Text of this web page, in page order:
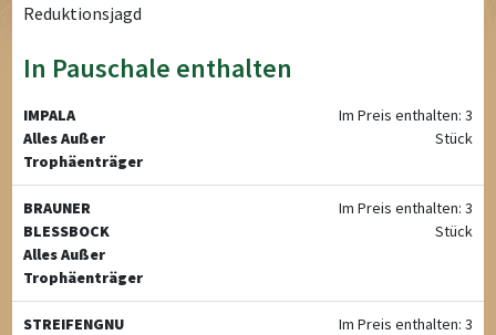
Reduktionsjagd
In Pauschale enthalten
IMPALA
Alles Außer
Trophäenträger
Im Preis enthalten: 3
Stück
BRAUNER
BLESSBOCK
Alles Außer
Trophäenträger
Im Preis enthalten: 3
Stück
STREIFENGNU
Im Preis enthalten: 3